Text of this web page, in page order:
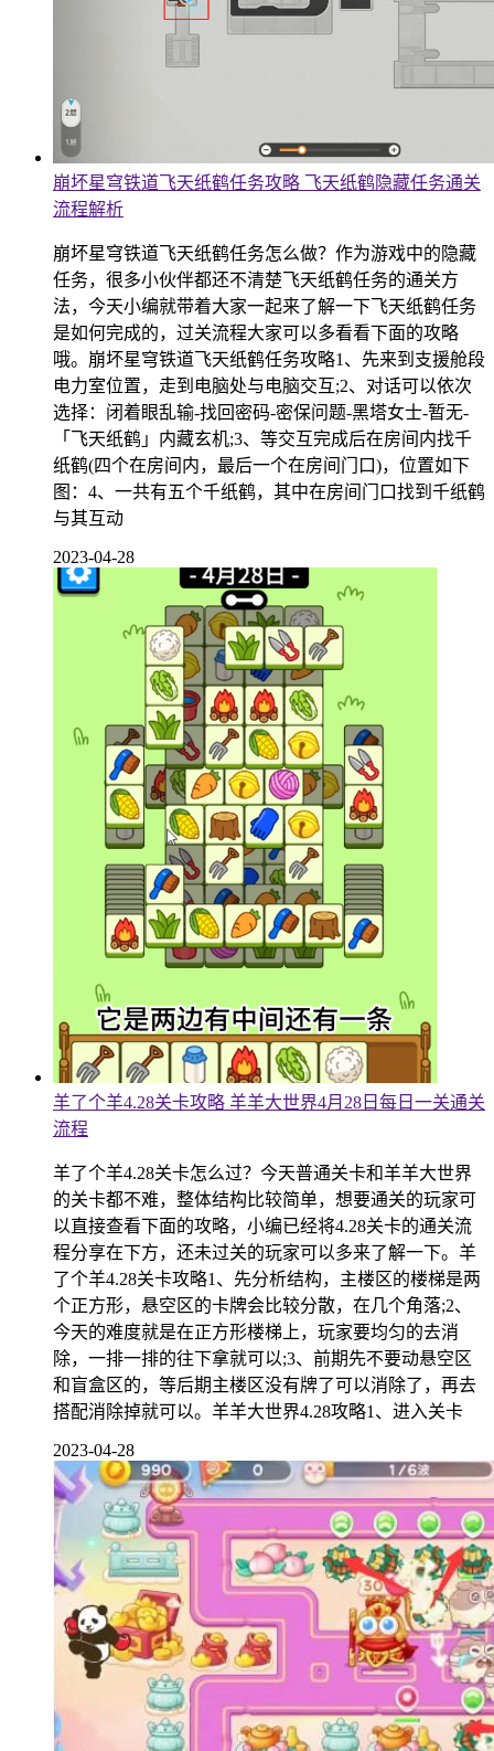
崩坏星穹铁道飞天纸鹤任务攻略 飞天纸鹤隐藏任务通关
流程解析
崩坏星穹铁道飞天纸鹤任务怎么做？作为游戏中的隐藏
任务，很多小伙伴都还不清楚飞天纸鹤任务的通关方
法，今天小编就带着大家一起来了解一下飞天纸鹤任务
是如何完成的，过关流程大家可以多看看下面的攻略
哦。崩坏星穹铁道飞天纸鹤任务攻略1、先来到支援舱段
电力室位置，走到电脑处与电脑交互;2、对话可以依次
选择：闭着眼乱输-找回密码-密保问题-黑塔女士-暂无-
「飞天纸鹤」内藏玄机;3、等交互完成后在房间内找千
纸鹤(四个在房间内，最后一个在房间门口)，位置如下
图：4、一共有五个千纸鹤，其中在房间门口找到千纸鹤
与其互动
2023-04-28
羊了个羊4.28关卡攻略 羊羊大世界4月28日每日一关通关
流程
羊了个羊4.28关卡怎么过？今天普通关卡和羊羊大世界
的关卡都不难，整体结构比较简单，想要通关的玩家可
以直接查看下面的攻略，小编已经将4.28关卡的通关流
程分享在下方，还未过关的玩家可以多来了解一下。羊
了个羊4.28关卡攻略1、先分析结构，主楼区的楼梯是两
个正方形，悬空区的卡牌会比较分散，在几个角落;2、
今天的难度就是在正方形楼梯上，玩家要均匀的去消
除，一排一排的往下拿就可以;3、前期先不要动悬空区
和盲盒区的，等后期主楼区没有牌了可以消除了，再去
搭配消除掉就可以。羊羊大世界4.28攻略1、进入关卡
2023-04-28